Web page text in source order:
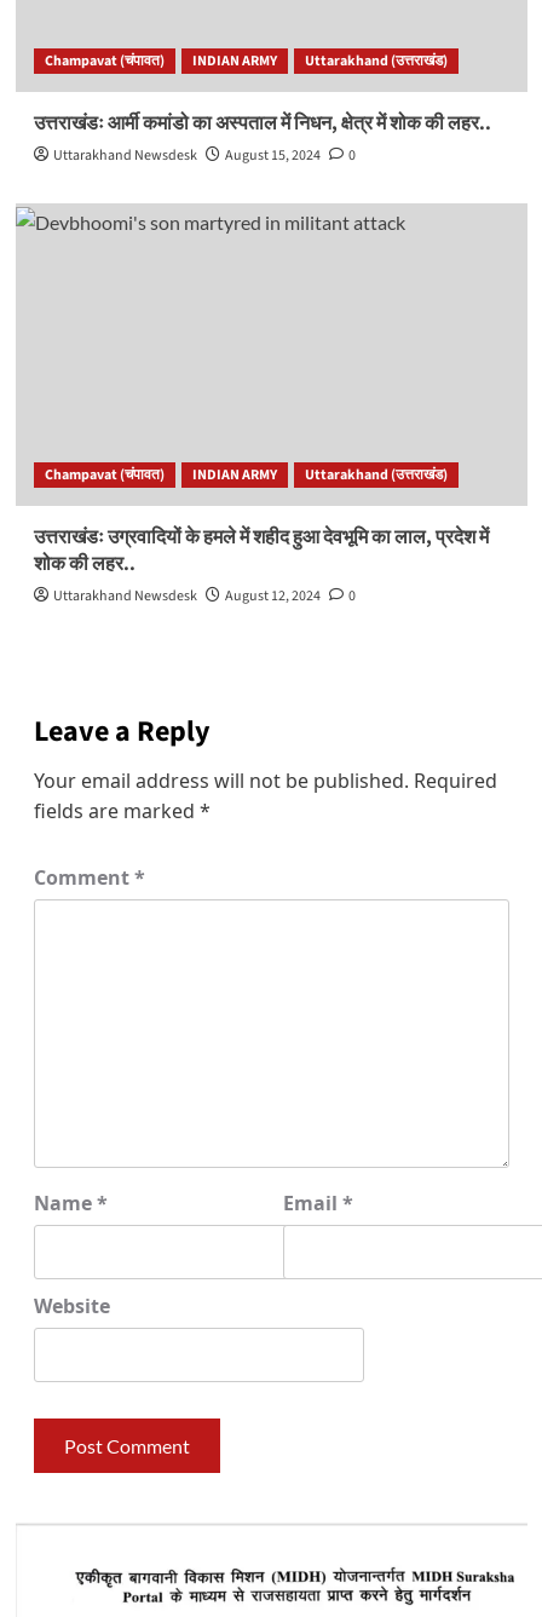
Champavat (चंपावत) INDIAN ARMY Uttarakhand (उत्तराखंड)
उत्तराखंडः आर्मी कमांडो का अस्पताल में निधन, क्षेत्र में शोक की लहर..
Uttarakhand Newsdesk August 15, 2024 0
Champavat (चंपावत) INDIAN ARMY Uttarakhand (उत्तराखंड)
उत्तराखंडः उग्रवादियों के हमले में शहीद हुआ देवभूमि का लाल, प्रदेश में
शोक की लहर..
Uttarakhand Newsdesk August 12, 2024 0
Leave a Reply
Your email address will not be published. Required
fields are marked *
Comment*
Name* Email *
Website